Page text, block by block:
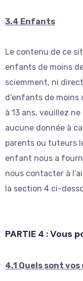
3.4 Enfants
Le contenu de ce
enfants de moins
sciemment, ni
d’enfants de moins
à 13 ans, veuillez
aucune donnée à
parents ou tuteurs
enfant nous a
nous contacter à
la section 4 ci-
PARTIE 4 : Vous
4.1 Quels sont